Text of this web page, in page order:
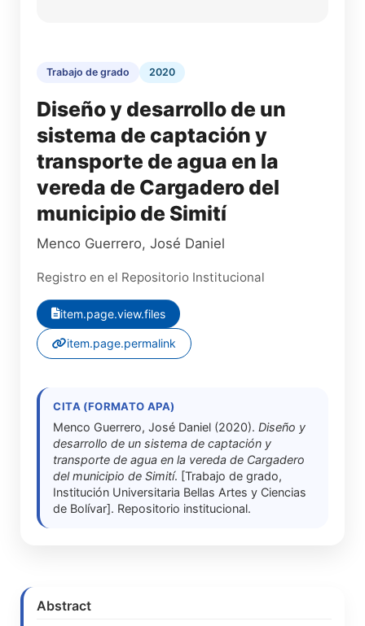
Trabajo de grado 2020
Diseño y desarrollo de un
sistema de captación y
transporte de agua en la
vereda de Cargadero del
municipio de Simití
Menco Guerrero, José Daniel
Registro en el Repositorio Institucional
item.page.view.files
item.page.permalink
CITA (FORMATO APA)
Menco Guerrero, José Daniel (2020).Diseño y
desarrollo de un sistema de captación y
transporte de agua en la vereda de Cargadero
del municipio de Simití. [Trabajo de grado,
Institución Universitaria Bellas Artes y Ciencias
de Bolívar]. Repositorio institucional.
Abstract